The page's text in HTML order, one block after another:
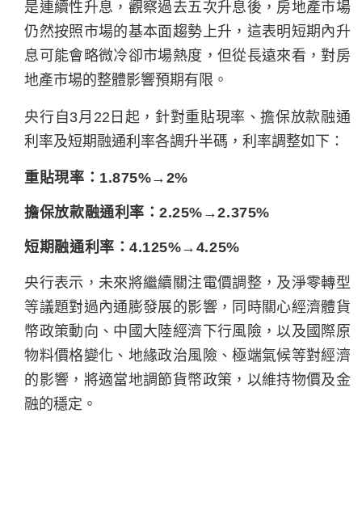
是連續性升息，觀察過去五次升息後，房地產市場
仍然按照市場的基本面趨勢上升，這表明短期內升
息可能會略微冷卻市場熱度，但從長遠來看，對房
地產市場的整體影響預期有限。
央行自3月22日起，針對重貼現率、擔保放款融通
利率及短期融通利率各調升半碼，利率調整如下：
重貼現率：1.875%→2%
擔保放款融通利率：2.25%→2.375%
短期融通利率：4.125%→4.25%
央行表示，未來將繼續關注電價調整，及淨零轉型
等議題對過內通膨發展的影響，同時關心經濟體貨
幣政策動向、中國大陸經濟下行風險，以及國際原
物料價格變化、地緣政治風險、極端氣候等對經濟
的影響，將適當地調節貨幣政策，以維持物價及金
融的穩定。